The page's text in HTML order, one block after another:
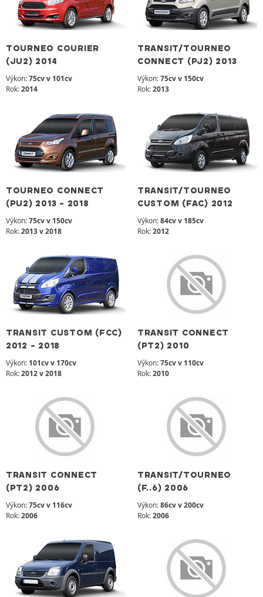
TOURNEO COURIER
(JU2) 2014
Výkon:75cv v 101cv
Rok:2014
TRANSIT/TOURNEO
CONNECT (PJ2) 2013
Výkon:75cv v 150cv
Rok:2013
TOURNEO CONNECT
(PU2) 2013 - 2018
Výkon:75cv v 150cv
Rok:2013 v 2018
TRANSIT/TOURNEO
CUSTOM (FAC) 2012
Výkon:84cv v 185cv
Rok:2012
TRANSIT CUSTOM (FCC)
2012 - 2018
Výkon: 101cv v 170cv
Rok:2012 v 2018
TRANSIT CONNECT
(PT2) 2010
Výkon:75cv v 110cv
Rok:2010
TRANSIT CONNECT
(PT2) 2006
Výkon:75cv v 116cv
Rok:2006
TRANSIT/TOURNEO
(F..6) 2006
Výkon:86cv v 200cv
Rok:2006